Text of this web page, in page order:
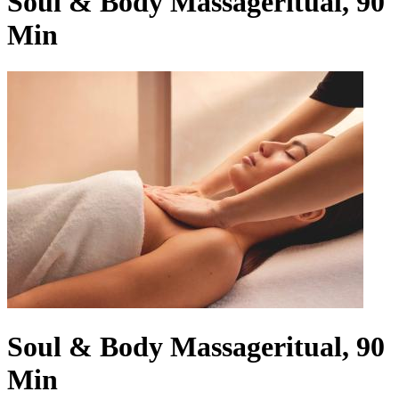
Min
Soul & Body Massageritual, 90
Min